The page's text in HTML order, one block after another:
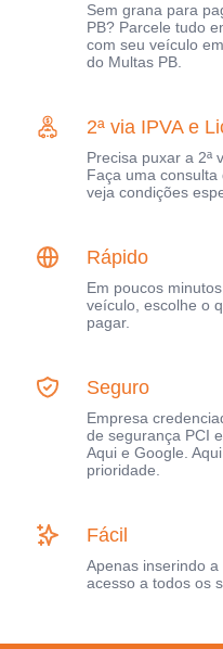
Sem grana para
PB? Parcele tudo
com seu veículo
do Multas PB.
2ª via IPVA e
Precisa puxar a 2ª
Faça uma
veja condições
Rápido
Em poucos
veículo, escolhe o
pagar.
Seguro
Empresa
de segurança PCI
Aqui e Google.
prioridade.
Fácil
Apenas inserindo
acesso a todos os